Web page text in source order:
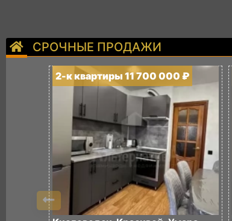
СРОЧНЫЕ ПРОДАЖИ
2-к квартиры 11 700 000 ₽